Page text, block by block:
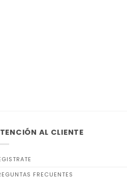
AL CLIENTE
FRECUENTES